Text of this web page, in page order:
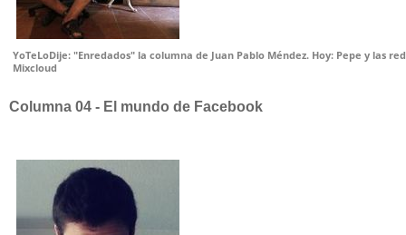
YoTeLoDije: "Enredados" la columna de Juan Pablo Méndez. Hoy: Pepe y las
Mixcloud
Columna 04 - El mundo de Facebook